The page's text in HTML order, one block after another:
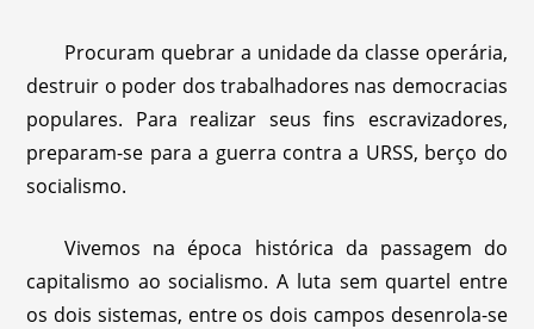
Procuram quebrar a unidade da classe operária,
destruir o poder dos trabalhadores nas democracias
populares. Para realizar seus fins escravizadores,
preparam-se para a guerra contra a URSS, berço do
socialismo.
Vivemos na época histórica da passagem do
capitalismo ao socialismo. A luta sem quartel entre
os dois sistemas, entre os dois campos desenrola-se